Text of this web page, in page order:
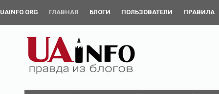
UAINFO.ORG ГЛАВНАЯ БЛОГИ ПОЛЬЗОВАТЕЛИ ПРАВИЛА